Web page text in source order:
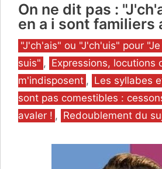
On ne dit pas :
en a i sont familiers
Catégories
"J'ch'ais" ou "J'ch'uis" pour
suis" , Expressions, locutions
m'indisposent , Les syllabes
sont pas comestibles :
avaler ! , Redoublement du